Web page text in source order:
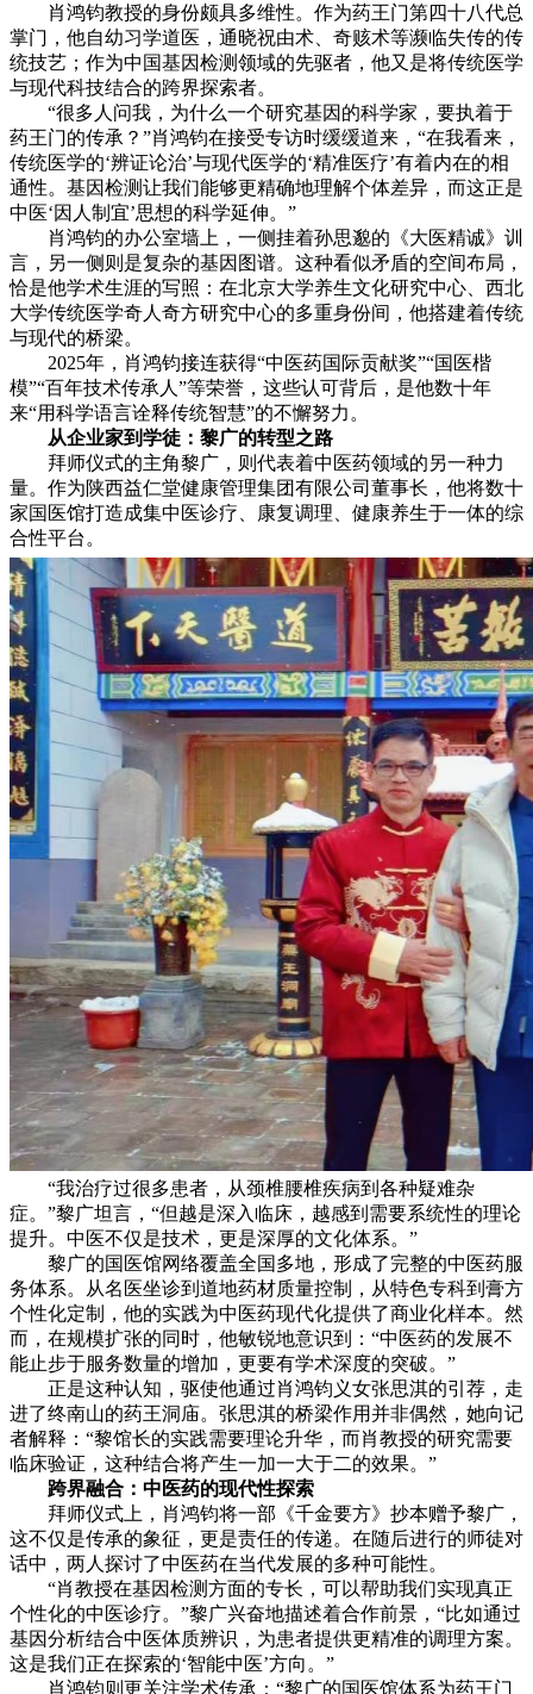
肖鸿钧教授的身份颇具多维性。作为药王门第四十八代总
掌门，他自幼习学道医，通晓祝由术、奇赅术等濒临失传的传
统技艺；作为中国基因检测领域的先驱者，他又是将传统医学
与现代科技结合的跨界探索者。
“很多人问我，为什么一个研究基因的科学家，要执着于
药王门的传承？”肖鸿钧在接受专访时缓缓道来，“在我看来，
传统医学的‘辨证论治’与现代医学的‘精准医疗’有着内在的相
通性。基因检测让我们能够更精确地理解个体差异，而这正是
中医‘因人制宜’思想的科学延伸。”
肖鸿钧的办公室墙上，一侧挂着孙思邈的《大医精诚》训
言，另一侧则是复杂的基因图谱。这种看似矛盾的空间布局，
恰是他学术生涯的写照：在北京大学养生文化研究中心、西北
大学传统医学奇人奇方研究中心的多重身份间，他搭建着传统
与现代的桥梁。
2025年，肖鸿钧接连获得“中医药国际贡献奖”“国医楷
模”“百年技术传承人”等荣誉，这些认可背后，是他数十年
来“用科学语言诠释传统智慧”的不懈努力。
从企业家到学徒：黎广的转型之路
拜师仪式的主角黎广，则代表着中医药领域的另一种力
量。作为陕西益仁堂健康管理集团有限公司董事长，他将数十
家国医馆打造成集中医诊疗、康复调理、健康养生于一体的综
合性平台。
“我治疗过很多患者，从颈椎腰椎疾病到各种疑难杂
症。”黎广坦言，“但越是深入临床，越感到需要系统性的理论
提升。中医不仅是技术，更是深厚的文化体系。”
黎广的国医馆网络覆盖全国多地，形成了完整的中医药服
务体系。从名医坐诊到道地药材质量控制，从特色专科到膏方
个性化定制，他的实践为中医药现代化提供了商业化样本。然
而，在规模扩张的同时，他敏锐地意识到：“中医药的发展不
能止步于服务数量的增加，更要有学术深度的突破。”
正是这种认知，驱使他通过肖鸿钧义女张思淇的引荐，走
进了终南山的药王洞庙。张思淇的桥梁作用并非偶然，她向记
者解释：“黎馆长的实践需要理论升华，而肖教授的研究需要
临床验证，这种结合将产生一加一大于二的效果。”
跨界融合：中医药的现代性探索
拜师仪式上，肖鸿钧将一部《千金要方》抄本赠予黎广，
这不仅是传承的象征，更是责任的传递。在随后进行的师徒对
话中，两人探讨了中医药在当代发展的多种可能性。
“肖教授在基因检测方面的专长，可以帮助我们实现真正
个性化的中医诊疗。”黎广兴奋地描述着合作前景，“比如通过
基因分析结合中医体质辨识，为患者提供更精准的调理方案。
这是我们正在探索的‘智能中医’方向。”
肖鸿钧则更关注学术传承：“黎广的国医馆体系为药王门